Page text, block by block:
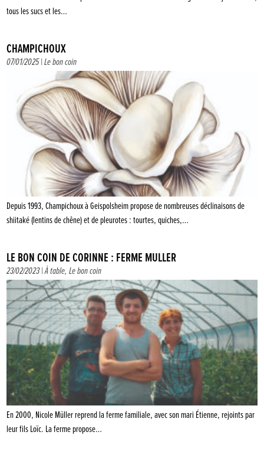
tous les sucs et les…
CHAMPICHOUX
07/01/2025 |Le bon coin
Depuis 1993, Champichoux à Geispolsheim propose de nombreuses déclinaisons de
shiitaké (lentins de chêne) et de pleurotes : tourtes, quiches,…
LE BON COIN DE CORINNE : FERME MÜLLER
23/02/2023 |À table,Le bon coin
En 2000, Nicole Müller reprend la ferme familiale, avec son mari Étienne, rejoints par
leur fils Loïc. La ferme propose…